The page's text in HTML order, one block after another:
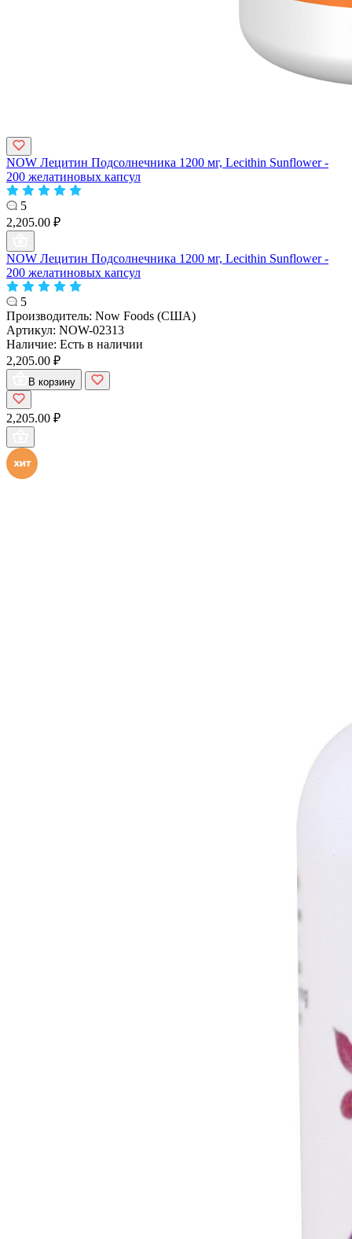
NOW Лецитин Подсолнечника 1200 мг, Lecithin Sunflower -
200 желатиновых капсул
5
2,205.00 ₽
NOW Лецитин Подсолнечника 1200 мг, Lecithin Sunflower -
200 желатиновых капсул
5
Производитель: Now Foods (США)
Артикул: NOW-02313
Наличие: Есть в наличии
2,205.00 ₽
В корзину
2,205.00 ₽